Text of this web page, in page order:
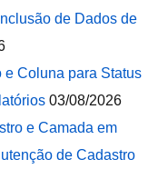
de Dados de
e Coluna para Status
03/08/2026
e Camada em
de Cadastro